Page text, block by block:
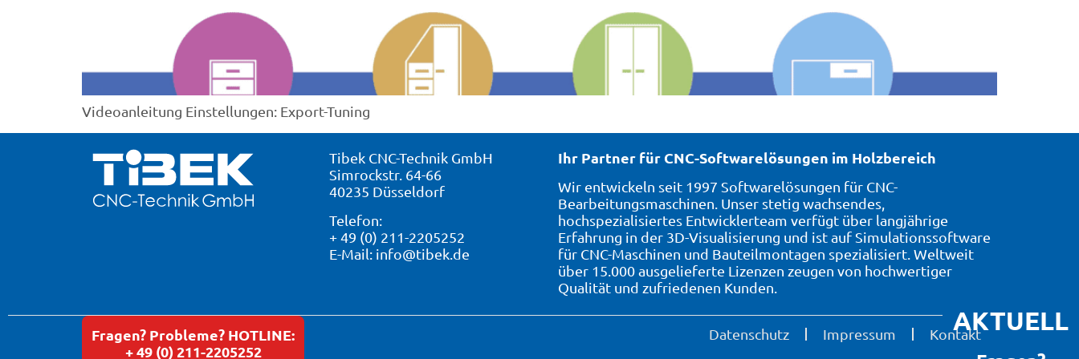
Videoanleitung Einstellungen: Export-Tuning
Tibek CNC-Technik GmbH
Simrockstr. 64-66
40235 Düsseldorf
Telefon:
+ 49 (0) 211-2205252
E-Mail: info@tibek.de
Ihr Partner für CNC-Softwarelösungen im Holzbereich
Wir entwickeln seit 1997 Softwarelösungen für CNC-
Bearbeitungsmaschinen. Unser stetig wachsendes,
hochspezialisiertes Entwicklerteam verfügt über langjährige
Erfahrung in der 3D-Visualisierung und ist auf Simulationssoftware
für CNC-Maschinen und Bauteilmontagen spezialisiert. Weltweit
über 15.000 ausgelieferte Lizenzen zeugen von hochwertiger
Qualität und zufriedenen Kunden.
Datenschutz Impressum Kontakt
Fragen? Probleme? HOTLINE:
+ 49 (0) 211-2205252
AKTUELL